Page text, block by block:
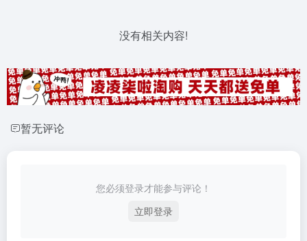
没有相关内容!
暂无评论
您必须登录才能参与评论！
立即登录